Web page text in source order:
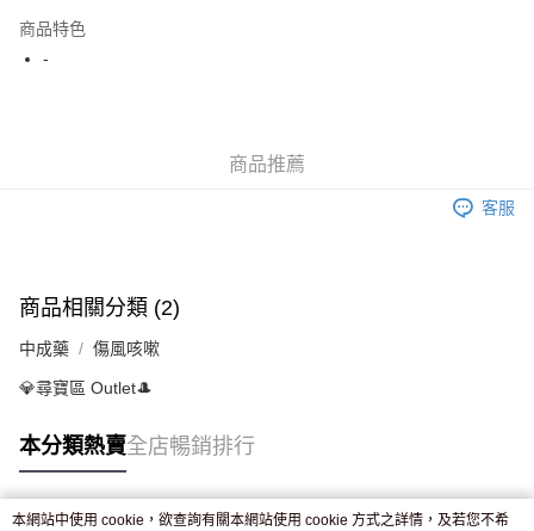
JD京東物流，訂單確認發貨後2-4個工作天送達
商品特色
-
商品推薦
客服
商品相關分類 (2)
中成藥 傷風咳嗽
💎尋寶區 Outlet🎩
本分類熱賣全店暢銷排行
本網站中使用 cookie，欲查詢有關本網站使用 cookie 方式之詳情，及若您不希